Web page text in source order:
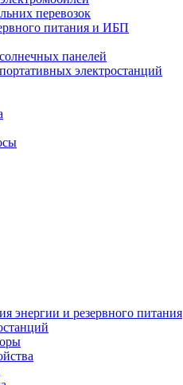
перевозок
питания и ИБП
панелей
электростанций
энергии и резервного питания